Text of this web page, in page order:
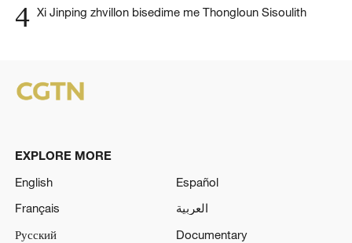
4 Xi Jinping zhvillon bisedime me Thongloun Sisoulith
EXPLORE MORE
English
Español
Français
العربية
Русский
Documentary